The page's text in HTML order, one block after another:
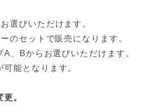
選びいただけます。
のセットで販売になります。
、Bからお選びいただけます。
能となります。
。